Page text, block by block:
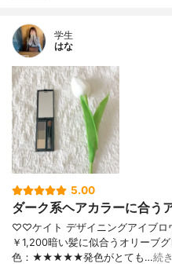
学生
はな
5.00
ダーク系ヘアカラーに合う
♡♡ケイト デザイニングアイブロ
￥1,200暗い髪に似合うオリーブ
色：★★★★★発色がとても…続